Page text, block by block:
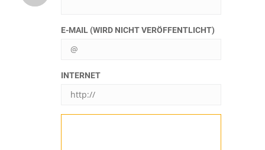
E-MAIL (WIRD NICHT VERÖFFENTLICHT)
INTERNET